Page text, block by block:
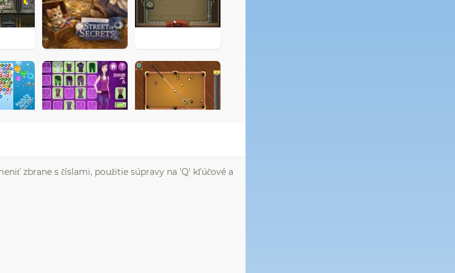
zbrane s číslami, použitie súpravy na 'Q' kľúčové a